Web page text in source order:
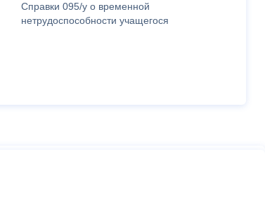
Справки 095/у о временной
нетрудоспособности учащегося